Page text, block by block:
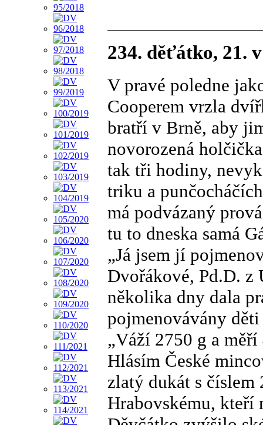
234. děťátko, 21.
V pravé poledne
Cooperem vrzla
bratří v Brně, aby
novorozená
tak tři hodiny,
triku a
má podvázaný
tu to dneska samá
„Já jsem jí
Dvořákové, Pd.D. z
několika dny dala
pojmenovávány
„Váží 2750 g a
Hlásím České
zlatý dukát s číslem
Hrabovskému, kteří